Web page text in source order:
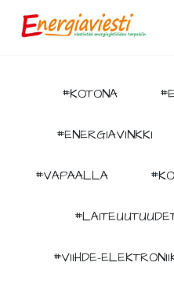
#KOTONA
#ENERGIAVINKKI
#VAPAALLA
#VIIHDE-